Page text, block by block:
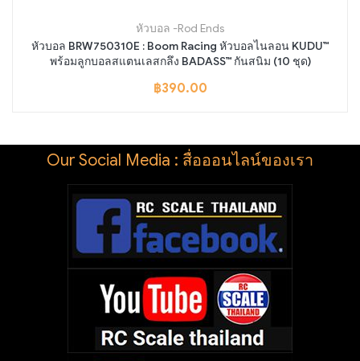
หัวบอล -Rod Ends
หัวบอล BRW750310E : Boom Racing หัวบอลไนลอน KUDU™
พร้อมลูกบอลสแตนเลสกลึง BADASS™ กันสนิม (10 ชุด)
฿390.00
Our Social Media : สื่อออนไลน์ของเรา